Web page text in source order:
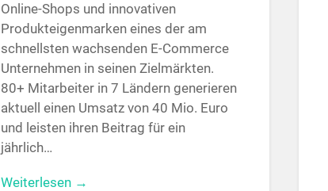
Online-Shops und innovativen
Produkteigenmarken eines der am
schnellsten wachsenden E-Commerce
Unternehmen in seinen Zielmärkten.
80+ Mitarbeiter in 7 Ländern generieren
aktuell einen Umsatz von 40 Mio. Euro
und leisten ihren Beitrag für ein
jährlich…
Weiterlesen →